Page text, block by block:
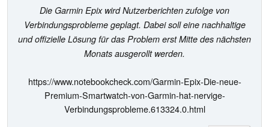
Die Garmin Epix wird Nutzerberichten zufolge von
Verbindungsprobleme geplagt. Dabei soll eine nachhaltige
und offizielle Lösung für das Problem erst Mitte des nächsten
Monats ausgerollt werden.
https://www.notebookcheck.com/Garmin-Epix-Die-neue-
Premium-Smartwatch-von-Garmin-hat-nervige-
Verbindungsprobleme.613324.0.html